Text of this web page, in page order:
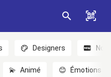
Designers
💫 Animé 😊 Émotions